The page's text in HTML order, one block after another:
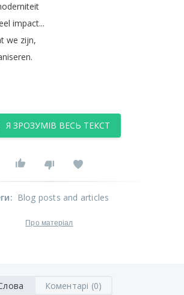
impact...
we zijn,
.
Я ЗРОЗУМІВ ВЕСЬ ТЕКСТ
: Blog posts and articles
Про матеріал
Коментарі (0)